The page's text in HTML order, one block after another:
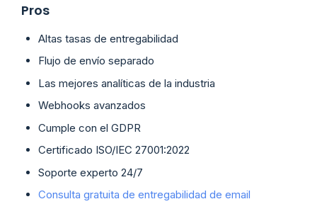
Pros
Altas tasas de entregabilidad
Flujo de envío separado
Las mejores analíticas de la industria
Webhooks avanzados
Cumple con el GDPR
Certificado ISO/IEC 27001:2022
Soporte experto 24/7
Consulta gratuita de entregabilidad de email